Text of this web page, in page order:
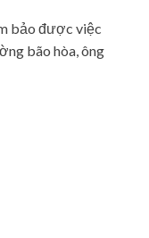
bảo được việc
bão hòa, ông